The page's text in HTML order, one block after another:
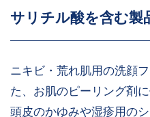
サリチル酸を含む製
ニキビ・荒れ肌用の洗顔
た、お肌のピーリング剤に
頭皮のかゆみや湿疹用の